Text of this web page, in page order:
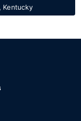
Kentucky